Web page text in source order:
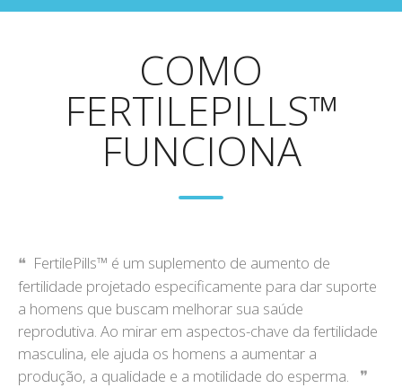
COMO
FERTILEPILLS™
FUNCIONA
FertilePills™ é um suplemento de aumento de
fertilidade projetado especificamente para dar suporte
a homens que buscam melhorar sua saúde
reprodutiva. Ao mirar em aspectos-chave da fertilidade
masculina, ele ajuda os homens a aumentar a
produção, a qualidade e a motilidade do esperma.